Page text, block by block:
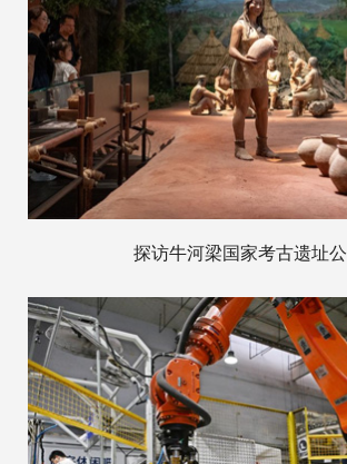
探访牛河梁国家考古遗址